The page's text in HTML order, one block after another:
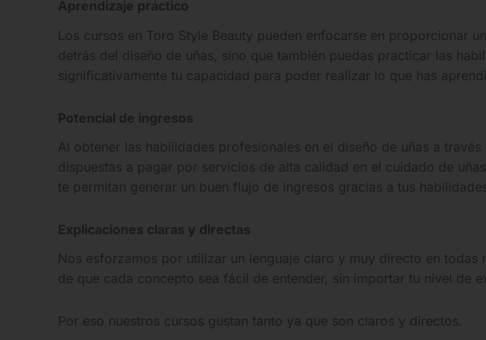
Aprendizaje práctico
Los cursos en Toro Style Beauty pueden enfocarse en proporcionar
detrás del diseño de uñas, sino que también puedas practicar las
significativamente tu capacidad para poder realizar lo que has
Potencial de ingresos
Al obtener las habilidades profesionales en el diseño de uñas a
dispuestas a pagar por servicios de alta calidad en el cuidado de
te permitan generar un buen flujo de ingresos gracias a tus
Explicaciones claras y directas
Nos esforzamos por utilizar un lenguaje claro y muy directo en
de que cada concepto sea fácil de entender, sin importar tu nivel de
Por eso nuestros cursos gustan tanto ya que son claros y directos.